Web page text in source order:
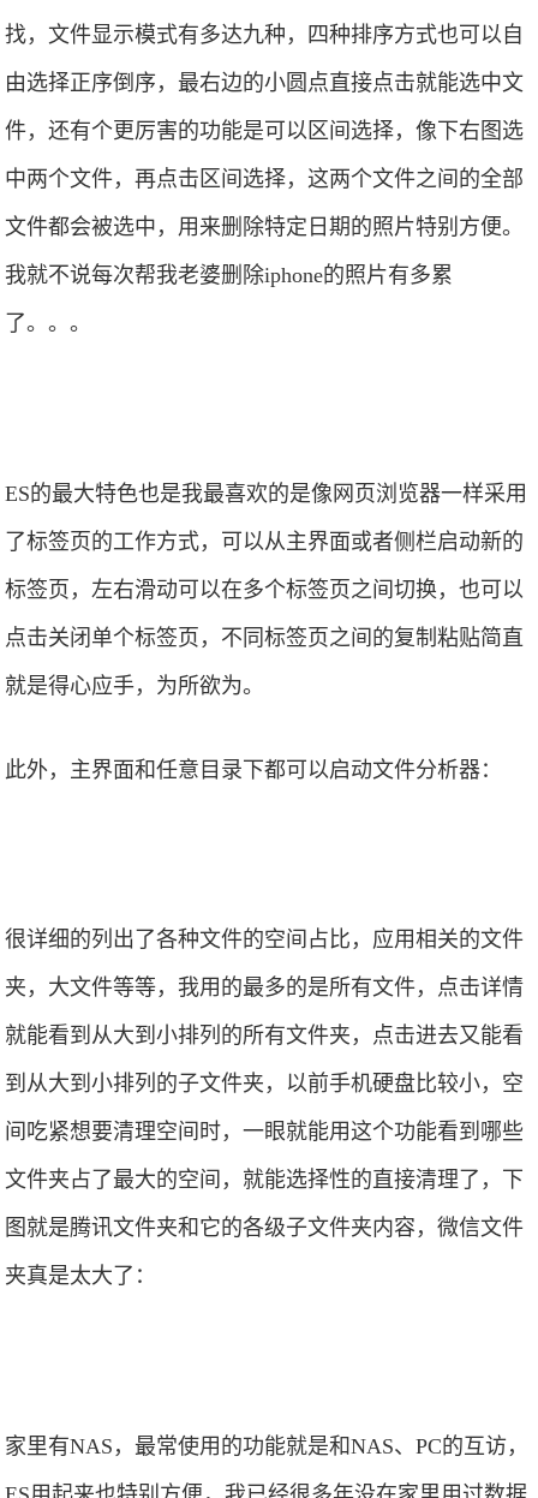
找，文件显示模式有多达九种，四种排序方式也可以自
由选择正序倒序，最右边的小圆点直接点击就能选中文
件，还有个更厉害的功能是可以区间选择，像下右图选
中两个文件，再点击区间选择，这两个文件之间的全部
文件都会被选中，用来删除特定日期的照片特别方便。
我就不说每次帮我老婆删除iphone的照片有多累
了。。。
ES的最大特色也是我最喜欢的是像网页浏览器一样采用
了标签页的工作方式，可以从主界面或者侧栏启动新的
标签页，左右滑动可以在多个标签页之间切换，也可以
点击关闭单个标签页，不同标签页之间的复制粘贴简直
就是得心应手，为所欲为。
此外，主界面和任意目录下都可以启动文件分析器：
很详细的列出了各种文件的空间占比，应用相关的文件
夹，大文件等等，我用的最多的是所有文件，点击详情
就能看到从大到小排列的所有文件夹，点击进去又能看
到从大到小排列的子文件夹，以前手机硬盘比较小，空
间吃紧想要清理空间时，一眼就能用这个功能看到哪些
文件夹占了最大的空间，就能选择性的直接清理了，下
图就是腾讯文件夹和它的各级子文件夹内容，微信文件
夹真是太大了：
家里有NAS，最常使用的功能就是和NAS、PC的互访，